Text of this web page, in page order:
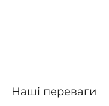
Наші переваги